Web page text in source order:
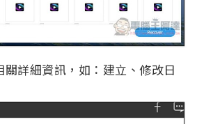
詳細資訊，如：建立、修改日